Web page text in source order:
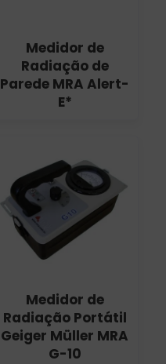
Medidor de
Radiação de
Parede MRA Alert-
E*
Medidor de
Radiação Portátil
Geiger Müller MRA
G-10